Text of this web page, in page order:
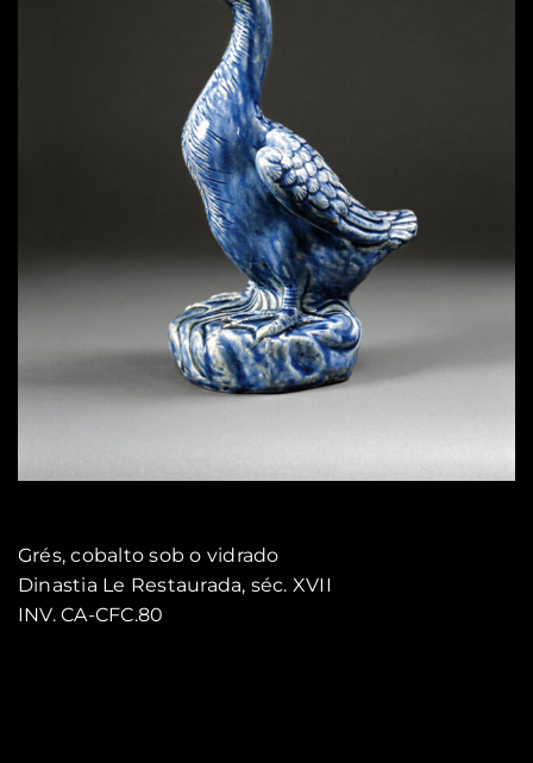
Grés, cobalto sob o vidrado
Dinastia Le Restaurada, séc. XVII
INV. CA-CFC.80